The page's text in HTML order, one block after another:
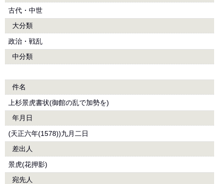
古代・中世
大分類
政治・戦乱
中分類
件名
上杉景虎書状(御館の乱で加勢を)
年月日
(天正六年(1578))九月二日
差出人
景虎(花押影)
宛先人